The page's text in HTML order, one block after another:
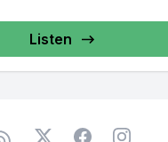
Listen